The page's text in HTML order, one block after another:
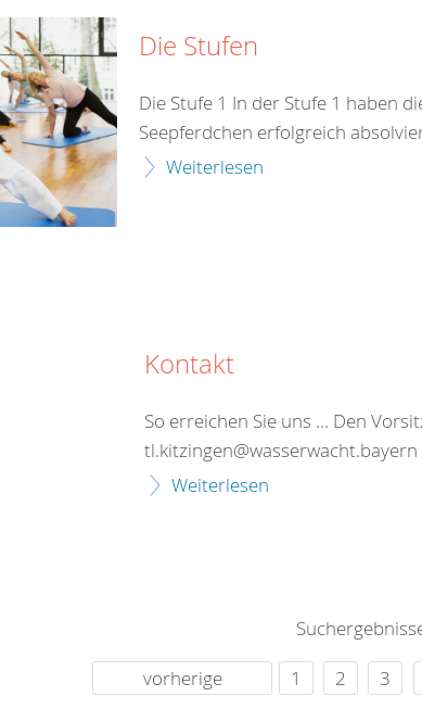
Die Stufen
Die Stufe 1 In der Stufe 1 haben
Seepferdchen erfolgreich
Weiterlesen
Kontakt
So erreichen Sie uns ... Den
tl.kitzingen@wasserwacht.bayern
Weiterlesen
vorherige
1 2 3